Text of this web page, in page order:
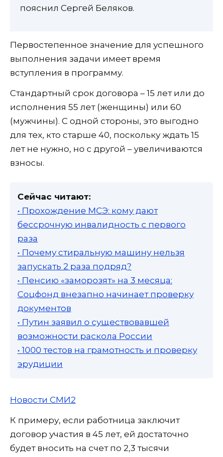
пояснил Сергей Беляков.
Первостепенное значение для успешного
выполнения задачи имеет время
вступления в программу.
Стандартный срок договора – 15 лет или до
исполнения 55 лет (женщины) или 60
(мужчины). С одной стороны, это выгодно
для тех, кто старше 40, поскольку ждать 15
лет не нужно, но с другой – увеличиваются
взносы.
Сейчас читают:
• Прохождение МСЭ: кому дают
бессрочную инвалидность с первого
раза
• Почему стиральную машину нельзя
запускать 2 раза подряд?
• Пенсию «заморозят» на 3 месяца:
Соцфонд внезапно начинает проверку
документов
• Путин заявил о существовавшей
возможности раскола России
• 1000 тестов на грамотность и проверку
эрудиции
Новости СМИ2
К примеру, если работница заключит
договор участия в 45 лет, ей достаточно
будет вносить на счет по 2,3 тысячи